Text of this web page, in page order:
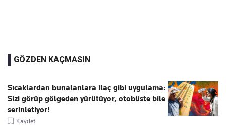
GÖZDEN KAÇMASIN
Sıcaklardan bunalanlara ilaç gibi uygulama:
Sizi görüp gölgeden yürütüyor, otobüste bile
serinletiyor!
Kaydet